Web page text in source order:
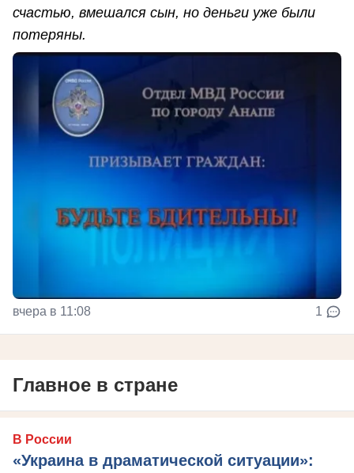
счастью, вмешался сын, но деньги уже были
потеряны.
вчера в 11:08 1
Главное в стране
В России
«Украина в драматической ситуации»: